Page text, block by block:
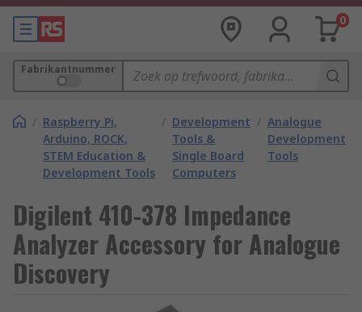
0
Fabrikantnummer
/ Raspberry Pi,
Arduino, ROCK,
STEM Education &
Development Tools
/ Development
Tools &
Single Board
Computers
/ Analogue
Development
Tools
Digilent 410-378 Impedance
Analyzer Accessory for Analogue
Discovery